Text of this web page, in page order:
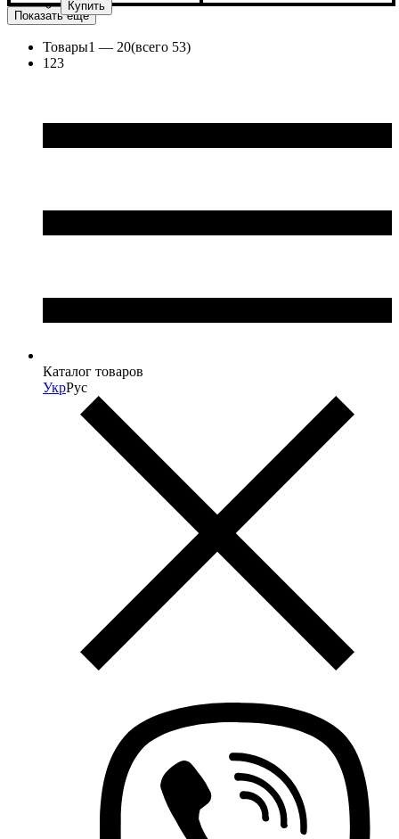
Показать еще
Товары1 — 20(всего 53)
1 23
Каталог товаров
УкрРус